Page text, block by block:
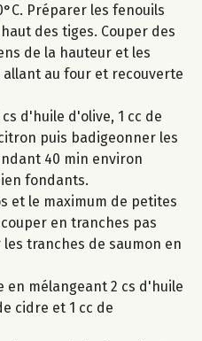
Préparer les fenouils
des tiges. Couper des
de la hauteur et les
au four et recouverte
d'huile d'olive, 1 cc de
puis badigeonner les
40 min environ
fondants.
et le maximum de petites
en tranches pas
tranches de saumon en
mélangeant 2 cs d'huile
cidre et 1 cc de